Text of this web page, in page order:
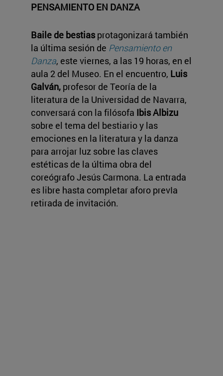
PENSAMIENTO EN DANZA
Baile de bestiasprotagonizará también
la última sesión de Pensamiento en
Danza, este viernes, a las 19 horas, en el
aula 2 del Museo. En el encuentro, Luis
Galván, profesor de Teoría de la
literatura de la Universidad de Navarra,
conversará con la filósofa Ibis Albizu
sobre el tema del bestiario y las
emociones en la literatura y la danza
para arrojar luz sobre las claves
estéticas de la última obra del
coreógrafo Jesús Carmona. La entrada
es libre hasta completar aforo prevIa
retirada de invitación.